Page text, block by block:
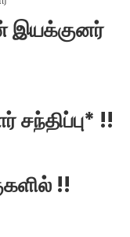
இயக்குனர்
!!
!!